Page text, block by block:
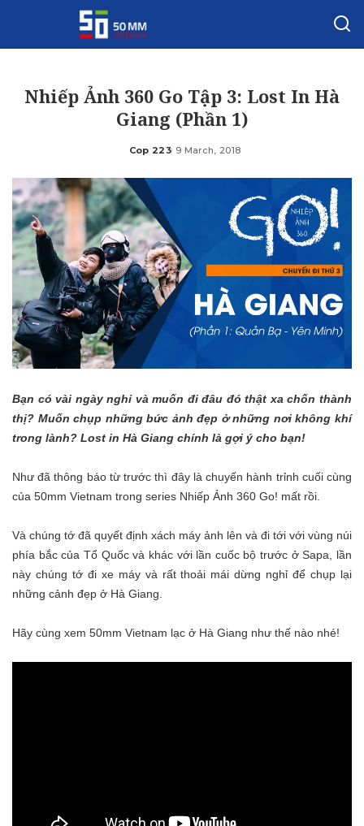
Nhiếp Ảnh 360 Go Tập 3: Lost In Hà
Giang (Phần 1)
Posted
Cop 223 9 March, 2018
Bạn có vài ngày nghỉ và muốn đi đâu đó thật xa chốn thành
thị? Muốn chụp những bức ảnh đẹp ở những nơi không khí
trong lành? Lost in Hà Giang chính là gợi ý cho bạn!
Như đã thông báo từ trước thì đây là chuyến hành trỉnh cuối cùng
của 50mm Vietnam trong series Nhiếp Ảnh 360 Go! mất rồi.
Và chúng tớ đã quyết định xách máy ảnh lên và đi tới với vùng núi
phía bắc của Tổ Quốc và khác với lần cuốc bộ trước ở Sapa, lần
này chúng tớ đi xe máy và rất thoải mái dừng nghỉ để chụp lại
những cảnh đẹp ở Hà Giang.
Hãy cùng xem 50mm Vietnam lạc ở Hà Giang như thế nào nhé!